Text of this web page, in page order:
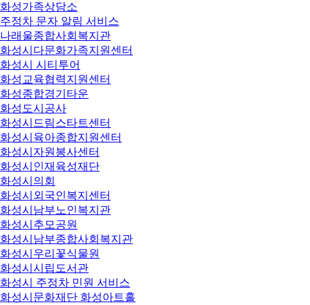
화성가족상담소
주정차 문자 알림 서비스
나래울종합사회복지관
화성시다문화가족지원센터
화성시 시티투어
화성교육협력지원센터
화성종합경기타운
화성도시공사
화성시드림스타트센터
화성시육아종합지원센터
화성시자원봉사센터
화성시인재육성재단
화성시의회
화성시외국인복지센터
화성시남부노인복지관
화성시추모공원
화성시남부종합사회복지관
화성시우리꽃식물원
화성시시립도서관
화성시 주정차 민원 서비스
화성시문화재단 화성아트홀